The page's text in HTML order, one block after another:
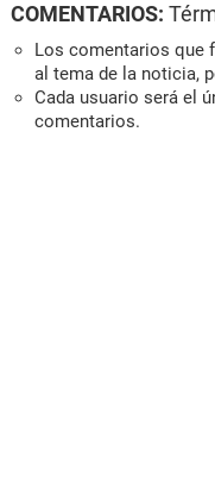
COMENTARIOS:
Los comentarios que
al tema de la noticia,
Cada usuario será el
comentarios.